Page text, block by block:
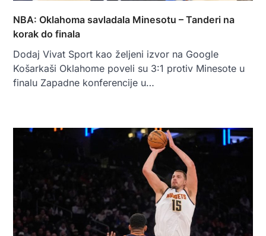
NBA: Oklahoma savladala Minesotu – Tanderi na
korak do finala
Dodaj Vivat Sport kao željeni izvor na Google
Košarkaši Oklahome poveli su 3:1 protiv Minesote u
finalu Zapadne konferencije u…